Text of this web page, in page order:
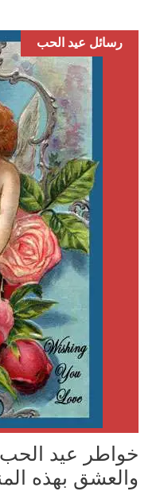
رسائل عيد الحب
خواطر عيد
والعشق بهذه